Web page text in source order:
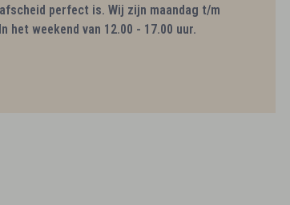
perfect is. Wij zijn maandag t/m
het weekend van 12.00 - 17.00 uur.